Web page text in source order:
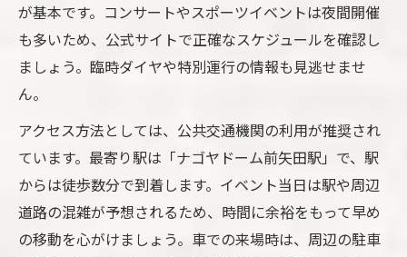
バンテリンドームイベント家族向けお得情
報まとめ
友人と楽しむイベント参加プランの作り方
バンテリンドームイベント共有体験のすす
め
家族や仲間と盛り上がるイベント情報特集
イベント予定と座席選びを徹底解説
が基本です。コンサートやスポーツイベントは夜間開催
も多いため、公式サイトで正確なスケジュールを確認し
ましょう。臨時ダイヤや特別運行の情報も見逃せませ
ん。
アクセス方法としては、公共交通機関の利用が推奨され
ています。最寄り駅は「ナゴヤドーム前矢田駅」で、駅
からは徒歩数分で到着します。イベント当日は駅や周辺
道路の混雑が予想されるため、時間に余裕をもって早め
の移動を心がけましょう。車での来場時は、周辺の駐車